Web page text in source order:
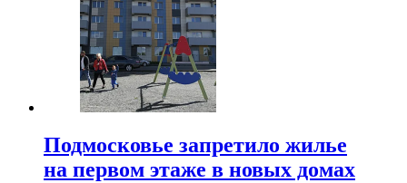
Подмосковье запретило жилье
на первом этаже в новых домах